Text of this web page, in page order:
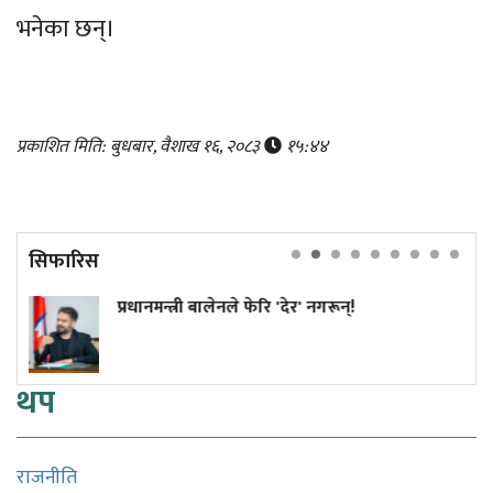
भनेका छन्।
प्रकाशित मिति: बुधबार, वैशाख १६, २०८३ १५:४४
सिफारिस
बालेनले फेरि 'देर' नगरून्!
थप
राजनीति